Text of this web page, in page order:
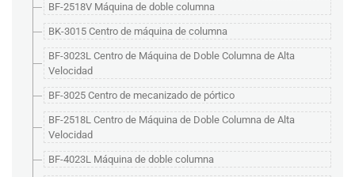
BF-2518V Máquina de doble columna
BK-3015 Centro de máquina de columna
BF-3023L Centro de Máquina de Doble Columna de Alta
Velocidad
BF-3025 Centro de mecanizado de pórtico
BF-2518L Centro de Máquina de Doble Columna de Alta
Velocidad
BF-4023L Máquina de doble columna